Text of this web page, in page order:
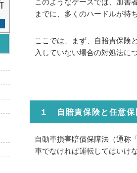
このようなケースでは、加害
までに、多くのハードルが待
ここでは、まず、自賠責保険
入していない場合の対処法に
１ 自賠責保険と任意保
自動車損害賠償保障法（通称
車でなければ運転してはいけ